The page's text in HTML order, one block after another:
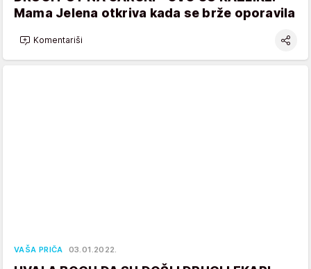
Mama Jelena otkriva kada se brže oporavila
Komentariši
VAŠA PRIČA 03.01.2022.